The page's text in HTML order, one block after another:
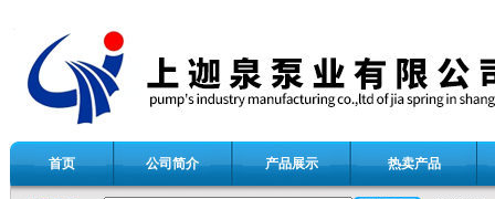
首页 公司简介 产品展示 热卖产品